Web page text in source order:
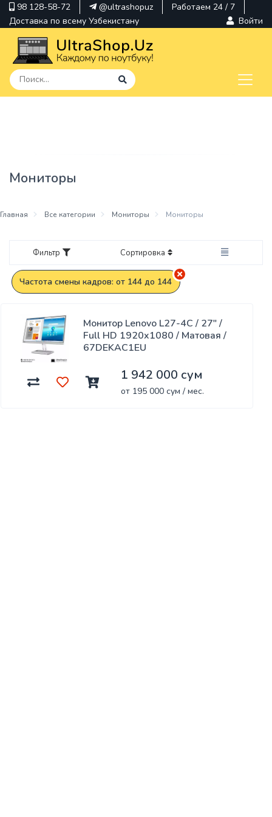
98 128-58-72 @ultrashopuz
Работаем 24 / 7
Доставка по всему Узбекистану
Войти
Hp
Мониторы
Главная Все категории Мониторы Мониторы
Фильтр Сортировка
Частота смены кадров: от 144 до 144
Монитор Lenovo L27-4C / 27" /
Full HD 1920x1080 / Матовая /
67DEKAC1EU
1 942 000 сум
от 195 000 сум / мес.